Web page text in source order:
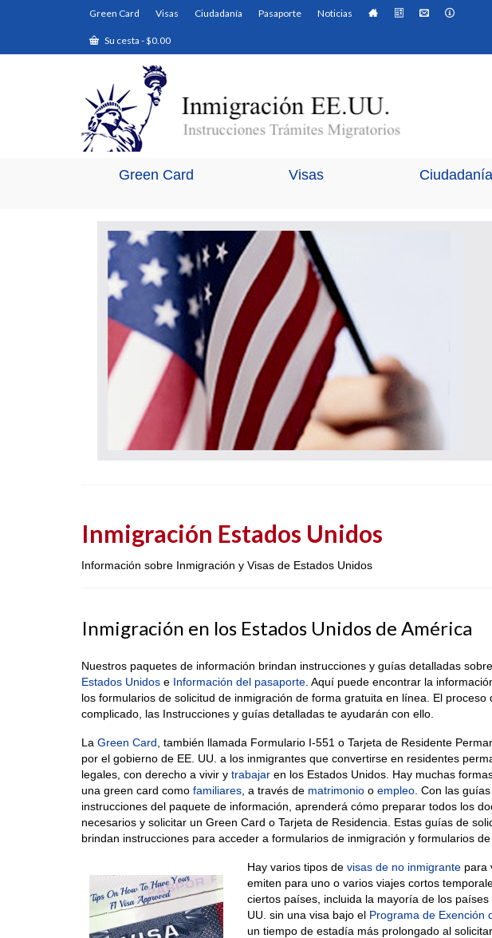
Green Card Visas Ciudadanía Pasaporte Noticias
Su cesta -$0.00
Green Card Visas Ciudadanía
Inmigración Estados Unidos
Información sobre Inmigración y Visas de Estados Unidos
Inmigración en los Estados Unidos de América
Nuestros paquetes de información brindan instrucciones y guías detalladas
Estados Unidos e Información del pasaporte . Aquí puede encontrar la
los formularios de solicitud de inmigración de forma gratuita en línea. El
complicado, las Instrucciones y guías detalladas te ayudarán con ello.
La Green Card , también llamada Formulario I-551 o Tarjeta de Residente
por el gobierno de EE. UU. a los inmigrantes que convertirse en residentes
legales, con derecho a vivir y trabajar en los Estados Unidos. Hay muchas
una green card como familiares , a través de matrimonio o empleo . Con las
instrucciones del paquete de información, aprenderá cómo preparar todos los
necesarios y solicitar un Green Card o Tarjeta de Residencia. Estas guías de
brindan instrucciones para acceder a formularios de inmigración y formularios de
Hay varios tipos de visas de no inmigrante para
emiten para uno o varios viajes cortos
ciertos países, incluida la mayoría de los
UU. sin una visa bajo el Programa de Exención
un tiempo de estadía más prolongado al